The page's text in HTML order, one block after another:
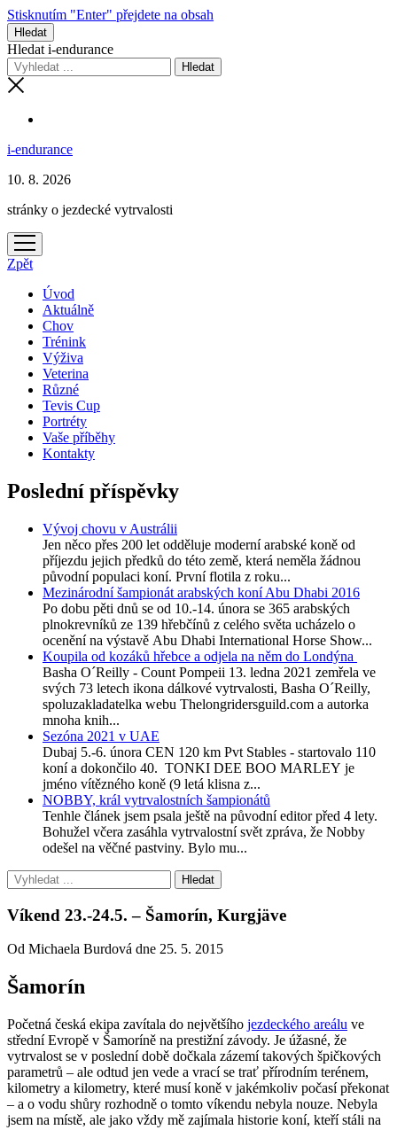
Stisknutím "Enter" přejdete na obsah
Hledat
Hledat i-endurance
i-endurance
10. 8. 2026
stránky o jezdecké vytrvalosti
otevřít
menu
Zpět
Úvod
Aktuálně
Chov
Trénink
Výživa
Veterina
Různé
Tevis Cup
Portréty
Vaše příběhy
Kontakty
Poslední příspěvky
Vývoj chovu v Austrálii
Jen něco přes 200 let odděluje moderní arabské koně od
příjezdu jejich předků do této země, která neměla žádnou
původní populaci koní. První flotila z roku...
Mezinárodní šampionát arabských koní Abu Dhabi 2016
Po dobu pěti dnů se od 10.-14. února se 365 arabských
plnokrevníků ze 139 hřebčínů z celého světa ucházelo o
ocenění na výstavě Abu Dhabi International Horse Show...
Koupila od kozáků hřebce a odjela na něm do Londýna
Basha O´Reilly - Count Pompeii 13. ledna 2021 zemřela ve
svých 73 letech ikona dálkové vytrvalosti, Basha O´Reilly,
spoluzakladatelka webu Thelongridersguild.com a autorka
mnoha knih...
Sezóna 2021 v UAE
Dubaj 5.-6. února CEN 120 km Pvt Stables - startovalo 110
koní a dokončilo 40. TONKI DEE BOO MARLEY je
jméno vítězného koně (9 letá klisna z...
NOBBY, král vytrvalostních šampionátů
Tenhle článek jsem psala ještě na původní editor před 4 lety.
Bohužel včera zasáhla vytrvalostní svět zpráva, že Nobby
odešel na věčné pastviny. Bylo mu...
Víkend 23.-24.5. – Šamorín, Kurgjäve
Od Michaela Burdová dne 25. 5. 2015
Šamorín
Početná česká ekipa zavítala do největšího jezdeckého areálu ve
střední Evropě v Šamoríně na prestižní závody. Je úžasné, že
vytrvalost se v poslední době dočkala zázemí takových špičkových
parametrů – ale odtud jen vede a vrací se trať přírodním terénem,
kilometry a kilometry, které musí koně v jakémkoliv počasí překonat
– a o vodu shůry rozhodně o tomto víkendu nebyla nouze. Nebyla
jsem na místě, ale jako vždy mě zajímala historie koní, kteří stáli na